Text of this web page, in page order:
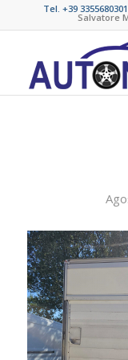
Tel. +39
Salvatore